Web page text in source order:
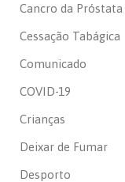
Cancro da Próstata
Cessação Tabágica
Comunicado
COVID-19
Crianças
Deixar de Fumar
Desporto